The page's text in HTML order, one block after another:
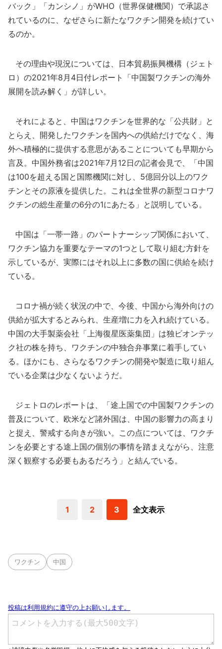
バック」「カンシノ」がWHO（世界保健機関）で承認さ
れているのに、なぜさらに新たなワクチン開発を続けてい
るのか。
その理由や現況については、日本貿易振興機構（ジェト
ロ）の2021年8月4日付レポート「中国製ワクチンの海外
展開を読み解く」が詳しい。
それによると、中国はワクチンを世界的な「公共財」と
とらえ、開発したワクチンを国内への供給だけでなく、海
外へ積極的に提供する意思があることについても早期から
言及。中国外務省は2021年7月12日の記者会見で、「中国
は100を超える国と国際機関に対し、5億回分以上のワク
チンとその原液を提供した。これは全世界の新型コロナワ
クチンの総生産量の6分の1にあたる」と説明している。
中国は「一帯一路」のパートナーシップ関係において、
ワクチン協力を重要なテーマの1つとして取り組む方針を
示しているが、実際にはそれ以上に多数の国に供給を続け
ている。
コロナ禍が続く状況の中で、今後、中国から海外向けの
供給が拡大するとみられ、生産増に力を入れ続けている。
中国の大手製薬会社「上海復星医薬集団」は独ビオンテッ
ク社の株を持ち、ワクチンの中独合弁事業に着手してい
る。ほかにも、さらなるワクチンの開発や製造に取り組ん
でいる企業は少なくないようだ。
ジェトロのレポートは、「途上国での中国製ワクチンの
普及について、欧米など諸外国は、中国の影響力の高まり
と捉え、警戒する向きが強い。この点については、ワクチ
ンを必要とする途上国の個別の事情を踏まえながら、注意
深く観察する必要もあるだろう」と結んでいる。
1 2 3 全文表示
ワクチン 中国